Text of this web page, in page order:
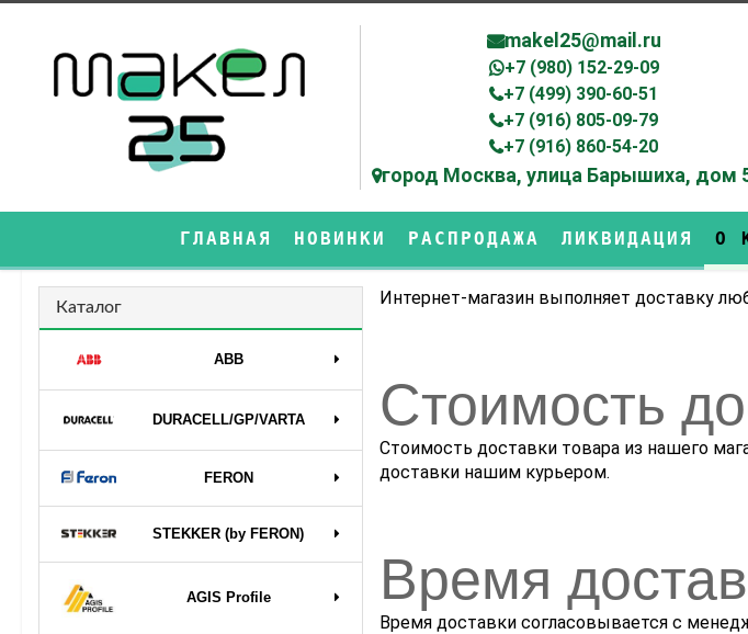
makel25@mail.ru
+7 (980) 152-29-09
+7 (499) 390-60-51
+7 (916) 805-09-79
+7 (916) 860-54-20
город Москва, улица Барышиха, дом
ГЛАВНАЯ НОВИНКИ РАСПРОДАЖА ЛИКВИДАЦИЯ О
Каталог
ABB
DURAСELL/GP/VARTA
FERON
STEKKER (by FERON)
AGIS Profile
Интернет-магазин выполняет доставку
Стоимость
Стоимость доставки товара из нашего
доставки нашим курьером.
Время
Время доставки согласовывается с